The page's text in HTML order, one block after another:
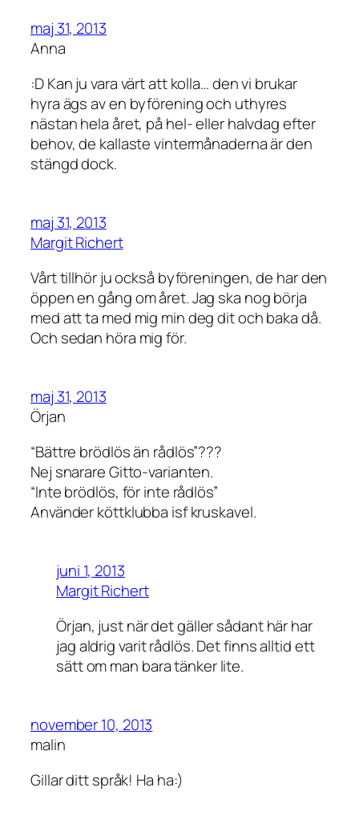
maj 31, 2013
Anna
:D Kan ju vara värt att kolla… den vi brukar
hyra ägs av en byförening och uthyres
nästan hela året, på hel- eller halvdag efter
behov, de kallaste vintermånaderna är den
stängd dock.
maj 31, 2013
Margit Richert
Vårt tillhör ju också byföreningen, de har den
öppen en gång om året. Jag ska nog börja
med att ta med mig min deg dit och baka då.
Och sedan höra mig för.
maj 31, 2013
Örjan
“Bättre brödlös än rådlös”???
Nej snarare Gitto-varianten.
“Inte brödlös, för inte rådlös”
Använder köttklubba isf kruskavel.
juni 1, 2013
Margit Richert
Örjan, just när det gäller sådant här har
jag aldrig varit rådlös. Det finns alltid ett
sätt om man bara tänker lite.
november 10, 2013
malin
Gillar ditt språk! Ha ha:)